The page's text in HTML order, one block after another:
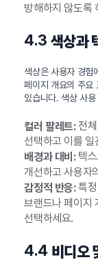
방해하지 않도록
4.3 색상과
색상은 사용자 경험
페이지 개요의 주요
있습니다. 색상 사
컬러 팔레트:전체
선택하고 이를 일
배경과 대비:텍스
개선하고 사용자
감정적 반응:특정
브랜드나 페이지
선택하세요.
4.4 비디오